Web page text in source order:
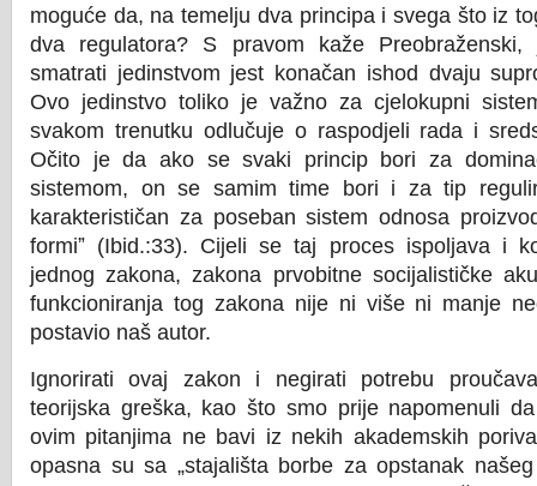
moguće da, na temelju dva principa i svega što iz
dva regulatora? S pravom kaže
smatrati jedinstvom jest konačan ishod dvaju
Ovo jedinstvo toliko je važno za cjelokupni
svakom trenutku odlučuje o raspodjeli rada i
Očito je da ako se svaki princip bori za
sistemom, on se samim time bori i za tip
karakterističan za poseban sistem odnosa
formiˮ (Ibid.:33). Cijeli se taj proces ispoljava i
jednog zakona, zakona prvobitne socijalističke
funkcioniranja tog zakona nije ni više ni manje
postavio naš autor.
Ignorirati ovaj zakon i negirati potrebu
teorijska greška, kao što smo prije napomenuli
ovim pitanjima ne bavi iz nekih akademskih
opasna su sa „stajališta borbe za opstanak